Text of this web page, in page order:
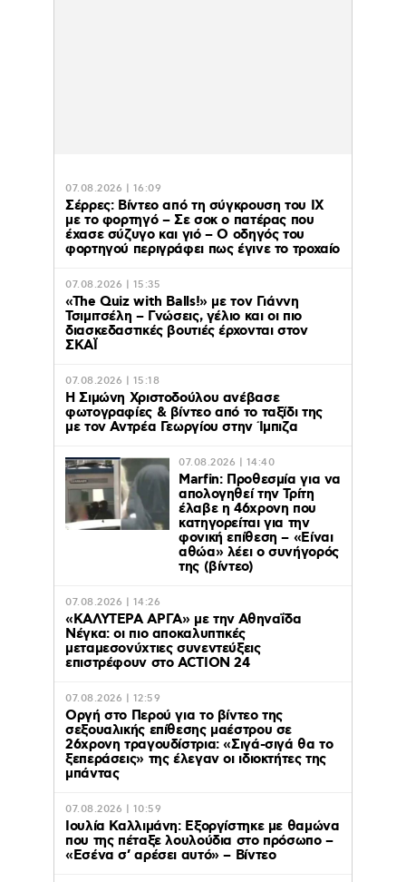
07.08.2026 | 16:09
Σέρρες: Βίντεο από τη σύγκρουση του ΙΧ
με το φορτηγό – Σε σοκ ο πατέρας που
έχασε σύζυγο και γιό – Ο οδηγός του
φορτηγού περιγράφει πως έγινε το τροχαίο
07.08.2026 | 15:35
«The Quiz with Balls!» με τον Γιάννη
Τσιμιτσέλη – Γνώσεις, γέλιο και οι πιο
διασκεδαστικές βουτιές έρχονται στον
ΣΚΑΪ
07.08.2026 | 15:18
Η Σιμώνη Χριστοδούλου ανέβασε
φωτογραφίες & βίντεο από το ταξίδι της
με τον Αντρέα Γεωργίου στην Ίμπιζα
07.08.2026 | 14:40
Marfin: Προθεσμία για να
απολογηθεί την Τρίτη
έλαβε η 46χρονη που
κατηγορείται για την
φονική επίθεση – «Είναι
αθώα» λέει ο συνήγορός
της (βίντεο)
07.08.2026 | 14:26
«ΚΑΛΥΤΕΡΑ ΑΡΓΑ» με την Αθηναΐδα
Νέγκα: οι πιο αποκαλυπτικές
μεταμεσονύχτιες συνεντεύξεις
επιστρέφουν στο ACTION 24
07.08.2026 | 12:59
Οργή στο Περού για το βίντεο της
σεξουαλικής επίθεσης μαέστρου σε
26χρονη τραγουδίστρια: «Σιγά-σιγά θα το
ξεπεράσεις» της έλεγαν οι ιδιοκτήτες της
μπάντας
07.08.2026 | 10:59
Ιουλία Καλλιμάνη: Εξοργίστηκε με θαμώνα
που της πέταξε λουλούδια στο πρόσωπο –
«Εσένα σ’ αρέσει αυτό» – Βίντεο